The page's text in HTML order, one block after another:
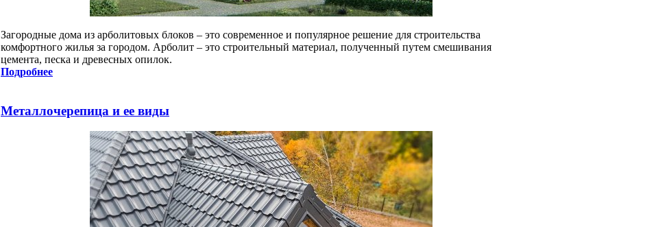
Загородные дома из арболитовых блоков – это современное и популярное решение для строительства
комфортного жилья за городом. Арболит – это строительный материал, полученный путем смешивания
цемента, песка и древесных опилок.
Подробнее
Металлочерепица и ее виды